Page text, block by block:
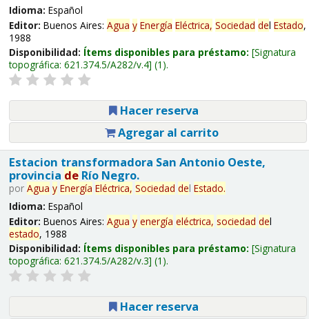
Idioma: Español
Editor: Buenos Aires: Agua y Energía Eléctrica, Sociedad del Estado,
1988
Disponibilidad: Ítems disponibles para préstamo: Signatura
topográfica: 621.374.5/A282/v.4 (1).
Hacer reserva
Agregar al carrito
Estacion transformadora San Antonio Oeste,
provincia deRío Negro.
por Agua y Energía Eléctrica, Sociedad del Estado.
Idioma: Español
Editor: Buenos Aires: Agua y energía eléctrica, sociedad del
estado, 1988
Disponibilidad: Ítems disponibles para préstamo: Signatura
topográfica: 621.374.5/A282/v.3 (1).
Hacer reserva